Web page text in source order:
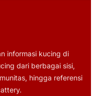
informasi kucing di
dari berbagai sisi,
hingga referensi